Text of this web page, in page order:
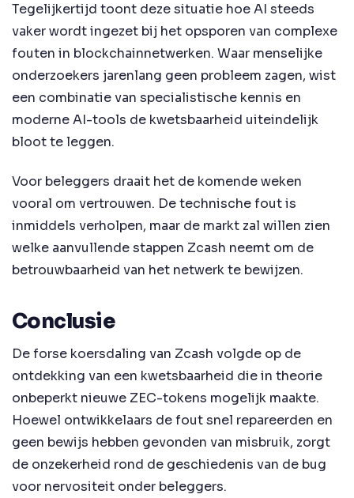
Tegelijkertijd toont deze situatie hoe AI steeds
vaker wordt ingezet bij het opsporen van complexe
fouten in blockchainnetwerken. Waar menselijke
onderzoekers jarenlang geen probleem zagen, wist
een combinatie van specialistische kennis en
moderne AI-tools de kwetsbaarheid uiteindelijk
bloot te leggen.
Voor beleggers draait het de komende weken
vooral om vertrouwen. De technische fout is
inmiddels verholpen, maar de markt zal willen zien
welke aanvullende stappen Zcash neemt om de
betrouwbaarheid van het netwerk te bewijzen.
Conclusie
De forse koersdaling van Zcash volgde op de
ontdekking van een kwetsbaarheid die in theorie
onbeperkt nieuwe ZEC-tokens mogelijk maakte.
Hoewel ontwikkelaars de fout snel repareerden en
geen bewijs hebben gevonden van misbruik, zorgt
de onzekerheid rond de geschiedenis van de bug
voor nervositeit onder beleggers.